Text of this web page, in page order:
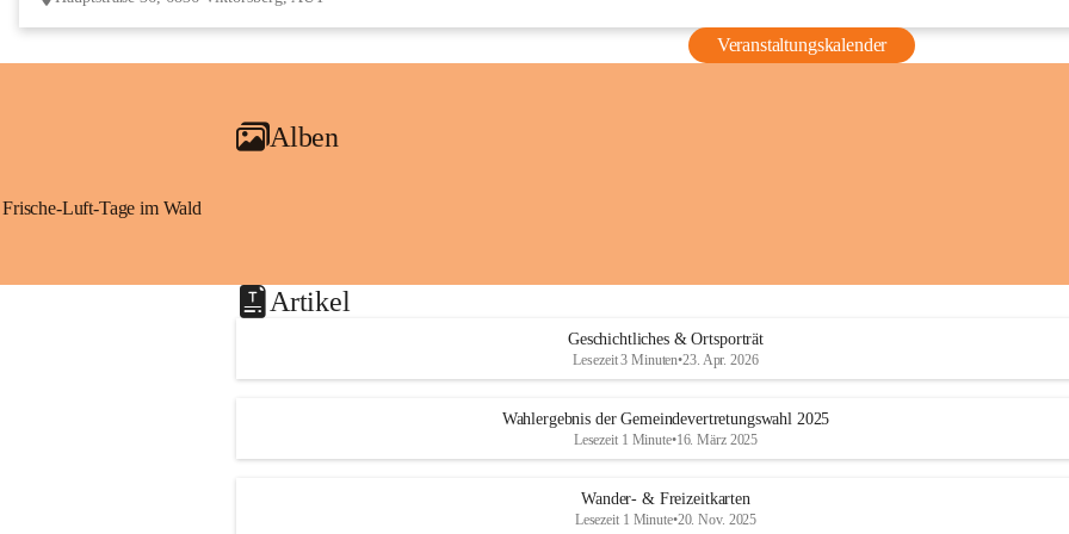
Veranstaltungskalender
Alben
Frische-Luft-Tage im Wald
Artikel
Geschichtliches & Ortsporträt
Lesezeit 3 Minuten•23. Apr. 2026
Wahlergebnis der Gemeindevertretungswahl 2025
Lesezeit 1 Minute•16. März 2025
Wander- & Freizeitkarten
Lesezeit 1 Minute•20. Nov. 2025